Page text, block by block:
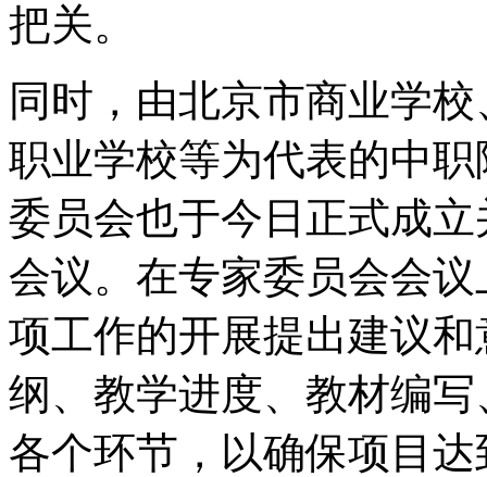
把关。
同时，由北京市商业学
职业学校等为代表的中
委员会也于今日正式成
会议。在专家委员会会
项工作的开展提出建议
纲、教学进度、教材编
各个环节，以确保项目